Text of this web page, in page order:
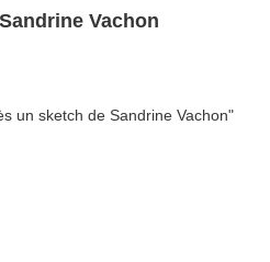
Vachon